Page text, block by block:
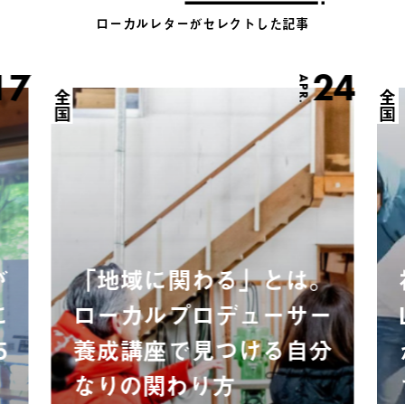
ローカルレターがセレクトした記事
APR.24
全国
「地域に関わる」とは。
ローカルプロデューサー
養成講座で見つける自分
なりの関わり方
全国